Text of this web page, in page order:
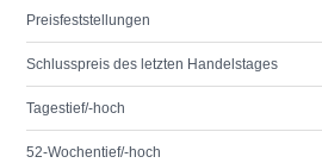
Preisfeststellungen
Schlusspreis des letzten Handelstages
Tagestief/-hoch
52-Wochentief/-hoch